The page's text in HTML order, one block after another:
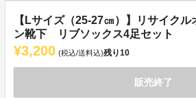
【Lサイズ（25-27㎝）】リサイクル
ン靴下 リブソックス4足セット
¥3,200 (税込/送料込)残り10
販売終了